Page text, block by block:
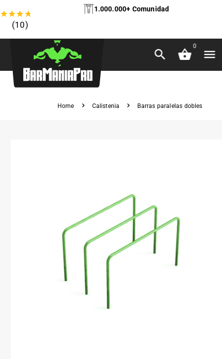
★★★★
(10)
1.000.000+ Comunidad
0
Home Calistenia Barras paralelas dobles